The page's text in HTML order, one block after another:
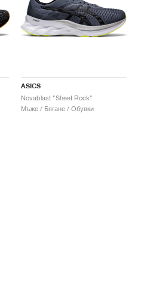
ASICS
Novablast "Sheet Rock"
Мъже / Бягане / Обувки